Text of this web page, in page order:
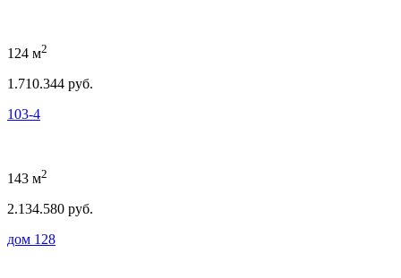
124 м2
1.710.344 руб.
103-4
143 м2
2.134.580 руб.
дом 128